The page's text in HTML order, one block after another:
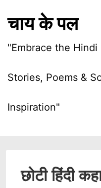
चाय के पल
"Embrace the Hindi
Stories, Poems &
Inspiration"
छोटी हिंदी